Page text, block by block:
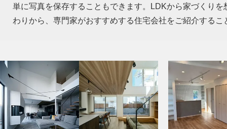
単に写真を保存することもできます。LDKから家づくり
わりから、専門家がおすすめする住宅会社をご紹介するこ